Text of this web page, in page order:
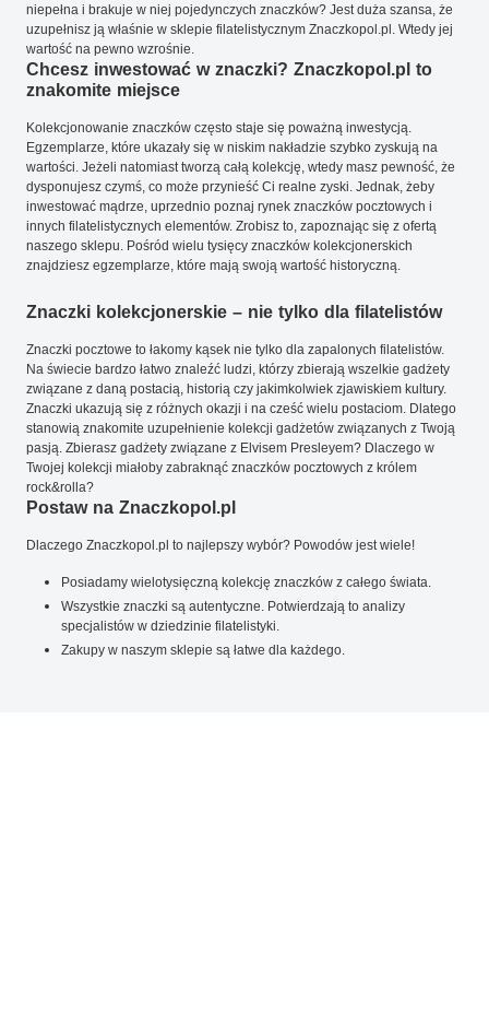
niepełna i brakuje w niej pojedynczych znaczków? Jest duża szansa, że
uzupełnisz ją właśnie w sklepie filatelistycznym Znaczkopol.pl. Wtedy jej
wartość na pewno wzrośnie.
Chcesz inwestować w znaczki? Znaczkopol.pl to
znakomite miejsce
Kolekcjonowanie znaczków często staje się poważną inwestycją.
Egzemplarze, które ukazały się w niskim nakładzie szybko zyskują na
wartości. Jeżeli natomiast tworzą całą kolekcję, wtedy masz pewność, że
dysponujesz czymś, co może przynieść Ci realne zyski. Jednak, żeby
inwestować mądrze, uprzednio poznaj rynek znaczków pocztowych i
innych filatelistycznych elementów. Zrobisz to, zapoznając się z ofertą
naszego sklepu. Pośród wielu tysięcy znaczków kolekcjonerskich
znajdziesz egzemplarze, które mają swoją wartość historyczną.
Znaczki kolekcjonerskie – nie tylko dla filatelistów
Znaczki pocztowe to łakomy kąsek nie tylko dla zapalonych filatelistów.
Na świecie bardzo łatwo znaleźć ludzi, którzy zbierają wszelkie gadżety
związane z daną postacią, historią czy jakimkolwiek zjawiskiem kultury.
Znaczki ukazują się z różnych okazji i na cześć wielu postaciom. Dlatego
stanowią znakomite uzupełnienie kolekcji gadżetów związanych z Twoją
pasją. Zbierasz gadżety związane z Elvisem Presleyem? Dlaczego w
Twojej kolekcji miałoby zabraknąć znaczków pocztowych z królem
rock&rolla?
Postaw na Znaczkopol.pl
Dlaczego Znaczkopol.pl to najlepszy wybór? Powodów jest wiele!
Posiadamy wielotysięczną kolekcję znaczków z całego świata.
Wszystkie znaczki są autentyczne. Potwierdzają to analizy
specjalistów w dziedzinie filatelistyki.
Zakupy w naszym sklepie są łatwe dla każdego.